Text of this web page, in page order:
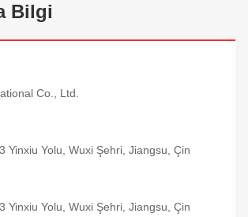
Bilgi
Co., Ltd.
Yinxiu Yolu, Wuxi Şehri, Jiangsu, Çin
Yinxiu Yolu, Wuxi Şehri, Jiangsu, Çin